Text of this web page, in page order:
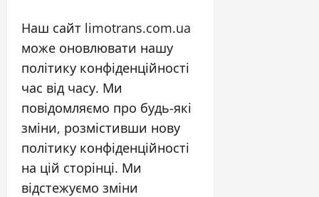
Наш сайт limotrans.com.ua
може оновлювати нашу
політику конфіденційності
час від часу. Ми
повідомляємо про будь-які
зміни, розмістивши нову
політику конфіденційності
на цій сторінці. Ми
відстежуємо зміни